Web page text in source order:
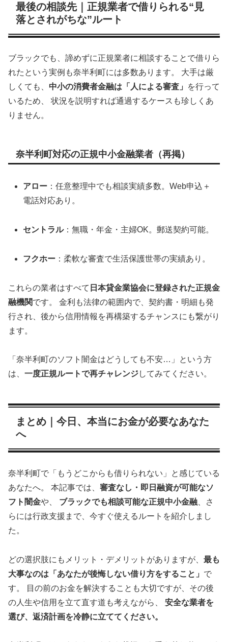
最後の相談先｜正規業者で借りられる“見
落とされがちな”ルート
ブラックでも、諦めずに正規業者に相談することで借りら
れたという実例も奈半利町には多数あります。 大手は厳
しくても、 中小の消費者金融は「人による審査」
を行って
いるため、 状況を説明すれば通過するケースも珍しくあ
りません。
奈半利町対応の正規中小金融業者（再掲）
アロー ：任意整理中でも相談実績多数。Web申込＋
電話対応あり。
セントラル：無職・年金・主婦OK。郵送契約可能。
フクホー ：柔軟な審査で生活保護世帯の実績あり。
これらの業者はすべて 日本貸金業協会に登録された正規金
融機関です。 金利も法律の範囲内で、契約書・明細も発
行され、後から信用情報を再構築するチャンスにも繋がり
ます。
「奈半利町のソフト闇金はどうしても不安…」という方
は、 一度正規ルートで再チャレンジしてみてください。
まとめ｜今日、本当にお金が必要なあなた
へ
奈半利町で「もうどこからも借りられない」と感じている
あなたへ。 本記事では、 審査なし・即日融資が可能なソ
フト闇金や、 ブラックでも相談可能な正規中小金融 、さ
らには行政支援まで、今すぐ使えるルートを紹介しまし
た。
どの選択肢にもメリット・デメリットがありますが、 最も
大事なのは「あなたが後悔しない借り方をすること」 で
す。 目の前のお金を解決することも大切ですが、その後
の人生や信用を立て直す道も考えながら、 安全な業者を
選び、返済計画を冷静に立ててください。